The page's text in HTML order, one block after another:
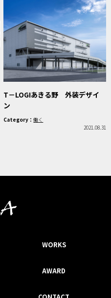
T－LOGIあきる野 外装デザイ
ン
Category：働く
2021.08.31
WORKS
AWARD